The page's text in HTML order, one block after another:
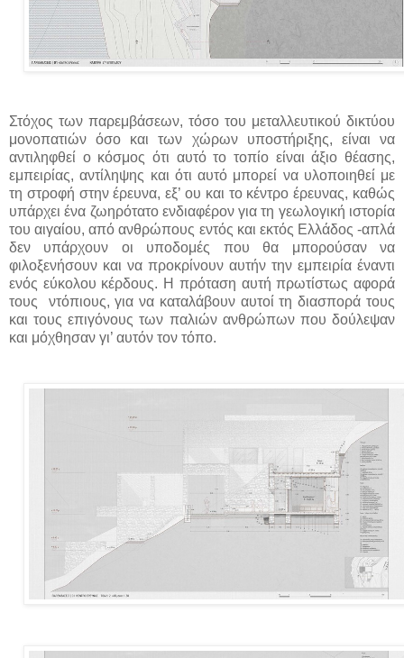
Στόχος των παρεμβάσεων, τόσο του μεταλλευτικού δικτύου
μονοπατιών όσο και των χώρων υποστήριξης, είναι να
αντιληφθεί ο κόσμος ότι αυτό το τοπίο είναι άξιο θέασης,
εμπειρίας, αντίληψης και ότι αυτό μπορεί να υλοποιηθεί με
τη στροφή στην έρευνα, εξ’ ου και το κέντρο έρευνας, καθώς
υπάρχει ένα ζωηρότατο ενδιαφέρον για τη γεωλογική ιστορία
του αιγαίου, από ανθρώπους εντός και εκτός Ελλάδος -απλά
δεν υπάρχουν οι υποδομές που θα μπορούσαν να
φιλοξενήσουν και να προκρίνουν αυτήν την εμπειρία έναντι
ενός εύκολου κέρδους. Η πρόταση αυτή πρωτίστως αφορά
τους ντόπιους, για να καταλάβουν αυτοί τη διασπορά τους
και τους επιγόνους των παλιών ανθρώπων που δούλεψαν
και μόχθησαν γι’ αυτόν τον τόπο.